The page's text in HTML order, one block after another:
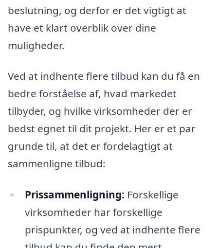
beslutning, og derfor er det vigtigt at
have et klart overblik over dine
muligheder.
Ved at indhente flere tilbud kan du få en
bedre forståelse af, hvad markedet
tilbyder, og hvilke virksomheder der er
bedst egnet til dit projekt. Her er et par
grunde til, at det er fordelagtigt at
sammenligne tilbud:
Prissammenligning: Forskellige
virksomheder har forskellige
prispunkter, og ved at indhente flere